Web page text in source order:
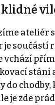
ateliér
součástí
vchází
stání
do
je zde